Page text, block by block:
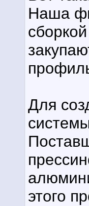
Наша
Для
этого